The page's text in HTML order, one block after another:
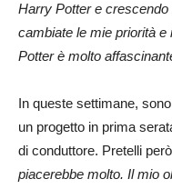
Harry Potter e crescendo
cambiate le mie priorità
Potter è molto
In queste settimane,
un progetto in prima
di conduttore. Pretelli
piacerebbe molto. Il mio